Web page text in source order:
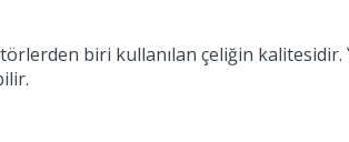
biri kullanılan çeliğin